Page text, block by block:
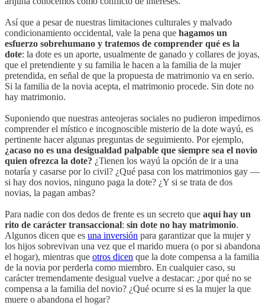
Así que a pesar de nuestras limitaciones culturales y malvado
condicionamiento occidental, vale la pena que hagamos un
esfuerzo sobrehumano y tratemos de comprender qué es la
dote: la dote es un aporte, usualmente de ganado y collares de joyas,
que el pretendiente y su familia le hacen a la familia de la mujer
pretendida, en señal de que la propuesta de matrimonio va en serio.
Si la familia de la novia acepta, el matrimonio procede. Sin dote no
hay matrimonio.
Suponiendo que nuestras anteojeras sociales no pudieron impedirnos
comprender el místico e incognoscible misterio de la dote wayú, es
pertinente hacer algunas preguntas de seguimiento. Por ejemplo,
¿acaso no es una desigualdad palpable que siempre sea el novio
quien ofrezca la dote? ¿Tienen los wayú la opción de ir a una
notaría y casarse por lo civil? ¿Qué pasa con los matrimonios gay —
si hay dos novios, ninguno paga la dote? ¿Y si se trata de dos
novias, la pagan ambas?
Para nadie con dos dedos de frente es un secreto que aquí hay un
rito de carácter transaccional: sin dote no hay matrimonio.
Algunos dicen que es una inversión para garantizar que la mujer y
los hijos sobrevivan una vez que el marido muera (o por si abandona
el hogar), mientras que otros dicen que la dote compensa a la familia
de la novia por perderla como miembro. En cualquier caso, su
carácter tremendamente desigual vuelve a destacar: ¿por qué no se
compensa a la familia del novio? ¿Qué ocurre si es la mujer la que
muere o abandona el hogar?